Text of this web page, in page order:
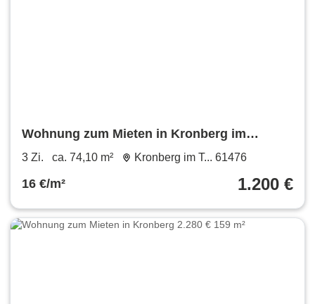
Wohnung zum Mieten in Kronberg im
Taunus 1.200 € 74.1 m²
3 Zi. ca. 74,10 m² Kronberg im T... 61476
16 €/m² 1.200 €